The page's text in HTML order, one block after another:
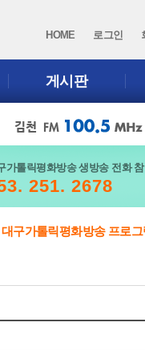
HOME 로그인
게시판
가톨릭평화방송 생방송 전화 참
251. 2678
구가톨릭평화방송 프로